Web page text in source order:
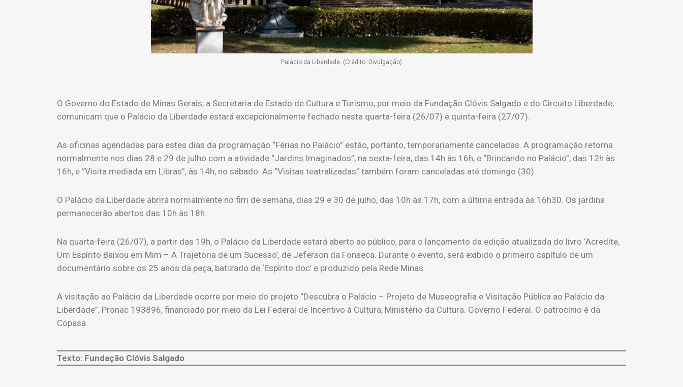
Palácio da Liberdade. (Crédito: Divulgação)
O Governo do Estado de Minas Gerais, a Secretaria de Estado de Cultura e Turismo, por meio da Fundação Clóvis Salgado e do Circuito Liberdade,
comunicam que o Palácio da Liberdade estará excepcionalmente fechado nesta quarta-feira (26/07) e quinta-feira (27/07).
As oficinas agendadas para estes dias da programação “Férias no Palácio” estão, portanto, temporariamente canceladas. A programação retorna
normalmente nos dias 28 e 29 de julho com a atividade “Jardins Imaginados”, na sexta-feira, das 14h às 16h, e “Brincando no Palácio”, das 12h às
16h, e “Visita mediada em Libras”, às 14h, no sábado. As “Visitas teatralizadas” também foram canceladas até domingo (30).
O Palácio da Liberdade abrirá normalmente no fim de semana, dias 29 e 30 de julho, das 10h às 17h, com a última entrada às 16h30. Os jardins
permanecerão abertos das 10h às 18h.
Na quarta-feira (26/07), a partir das 19h, o Palácio da Liberdade estará aberto ao público, para o lançamento da edição atualizada do livro ‘Acredite,
Um Espírito Baixou em Mim – A Trajetória de um Sucesso’, de Jeferson da Fonseca. Durante o evento, será exibido o primeiro capítulo de um
documentário sobre os 25 anos da peça, batizado de ‘Espírito.doc’ e produzido pela Rede Minas.
A visitação ao Palácio da Liberdade ocorre por meio do projeto “Descubra o Palácio – Projeto de Museografia e Visitação Pública ao Palácio da
Liberdade”, Pronac 193896, financiado por meio da Lei Federal de Incentivo à Cultura, Ministério da Cultura. Governo Federal. O patrocínio é da
Copasa.
Texto: Fundação Clóvis Salgado